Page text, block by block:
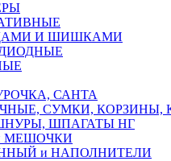
И ШИШКАМИ
САНТА
СУМКИ,
ШПАГАТЫ НГ
МЕШОЧКИ
и НАПОЛНИТЕЛИ